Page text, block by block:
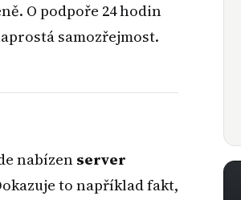
O podpoře 24 hodin
samozřejmost.
nabízen server
to například fakt,